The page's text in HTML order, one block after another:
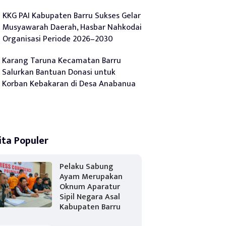
KKG PAI Kabupaten Barru Sukses Gelar
Musyawarah Daerah, Hasbar Nahkodai
Organisasi Periode 2026–2030
Karang Taruna Kecamatan Barru
Salurkan Bantuan Donasi untuk
Korban Kebakaran di Desa Anabanua
Populer
Pelaku Sabung
Ayam Merupakan
Oknum Aparatur
Sipil Negara Asal
Kabupaten Barru